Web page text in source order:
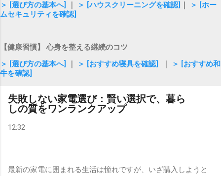
＞ [選び方の基本へ]
＞ [ハウスクリーニングを確認]
＞ [ホー
ムセキュリティを確認]
【健康習慣】 心身を整える継続のコツ
＞ [選び方の基本へ]
＞ [おすすめ寝具を確認]
＞ [おすすめ和
牛を確認]
失敗しない家電選び：賢い選択で、暮ら
しの質をワンランクアップ
12:32
最新の家電に囲まれる生活は憧れですが、いざ購入しようと